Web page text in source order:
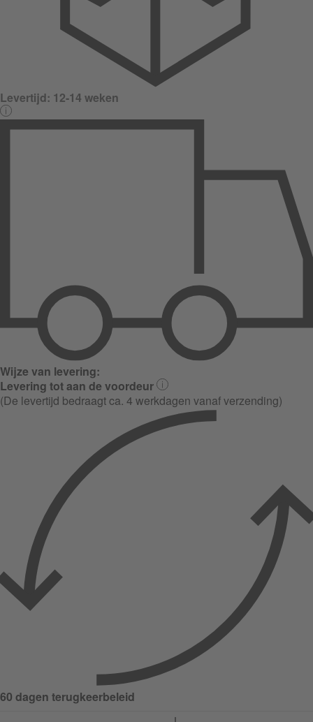
Levertijd: 12-14 weken
Wijze van levering:
Levering tot aan de voordeur
(De levertijd bedraagt ca. 4 werkdagen vanaf verzending)
60 dagen terugkeerbeleid